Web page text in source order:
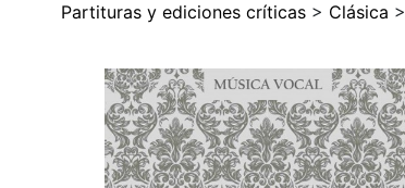
Partituras y ediciones críticas > Clásica >